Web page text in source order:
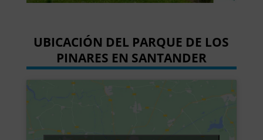
UBICACIÓN DEL PARQUE DE LOS
PINARES EN SANTANDER